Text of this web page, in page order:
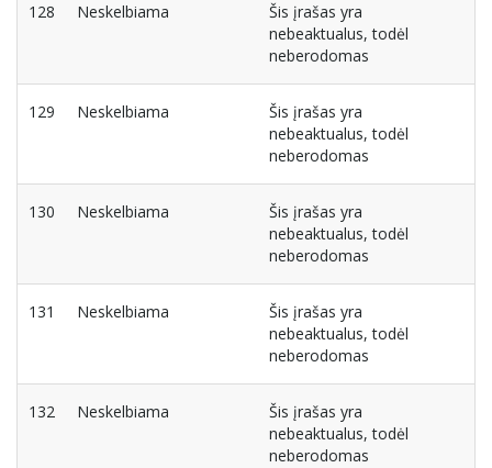
128 Neskelbiama
Šis įrašas yra
nebeaktualus, todėl
neberodomas
129 Neskelbiama
Šis įrašas yra
nebeaktualus, todėl
neberodomas
130 Neskelbiama
Šis įrašas yra
nebeaktualus, todėl
neberodomas
131 Neskelbiama
Šis įrašas yra
nebeaktualus, todėl
neberodomas
132 Neskelbiama
Šis įrašas yra
nebeaktualus, todėl
neberodomas